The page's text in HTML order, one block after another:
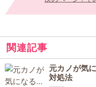
関連記事
元カノが気
対処法